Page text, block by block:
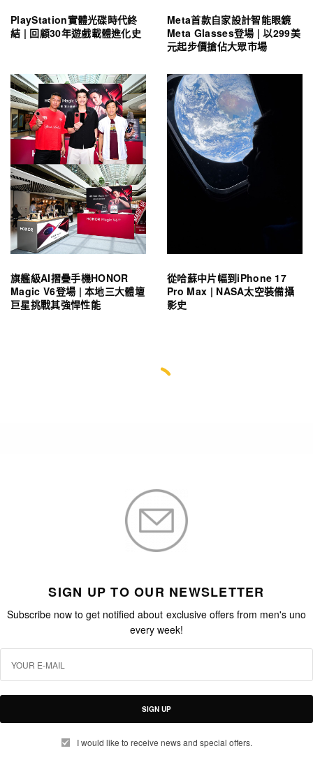
PlayStation實體光碟時代終
結 | 回顧30年遊戲載體進化史
Meta首款自家設計智能眼鏡
Meta Glasses登場 | 以299美
元起步價搶佔大眾市場
旗艦級AI摺疊手機HONOR
Magic V6登場 | 本地三大體壇
巨星挑戰其強悍性能
從哈蘇中片幅到iPhone 17
Pro Max | NASA太空裝備攝
影史
NASA在四月順利完成的Artemis II月球計劃，不但
以406,771公里成就人類史上離地球最遠的太空航
浩瀚宇宙的興趣與迷思。對於攝影愛好者，是次伴
隨太空人冒險的Nikon D5和iPhone 17 Pro Max更
更成為話題焦點。趁此契機，讓我們回顧數個關於
太空相機的故事與歷史。
雜貨店的隨性奇蹟